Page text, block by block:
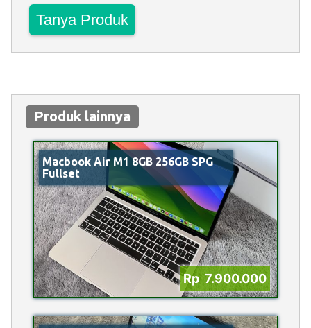
Tanya Produk
Produk lainnya
Macbook Air M1 8GB 256GB SPG
Fullset
Rp 7.900.000